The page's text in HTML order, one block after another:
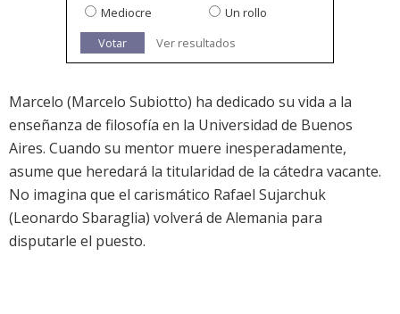
Mediocre
Un rollo
Votar
Ver resultados
Marcelo (Marcelo Subiotto) ha dedicado su vida a la
enseñanza de filosofía en la Universidad de Buenos
Aires. Cuando su mentor muere inesperadamente,
asume que heredará la titularidad de la cátedra vacante.
No imagina que el carismático Rafael Sujarchuk
(Leonardo Sbaraglia) volverá de Alemania para
disputarle el puesto.